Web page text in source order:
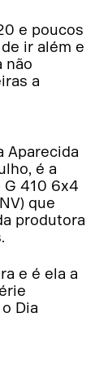
e poucos
ir além e
não
a
Aparecida
é a
410 6x4
que
produtora
e é ela a
Dia